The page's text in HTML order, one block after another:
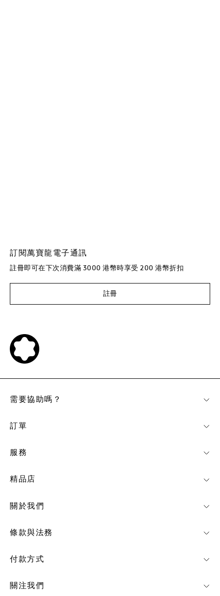
訂閱萬寶龍電子通訊
註冊即可在下次消費滿 3000 港幣時享受 200 港幣折扣
註冊
付款方式
關注我們
需要協助嗎？
訂單
服務
精品店
關於我們
條款與法務